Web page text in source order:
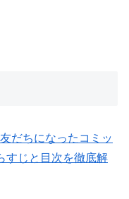
だちになったコミッ
すじと目次を徹底解